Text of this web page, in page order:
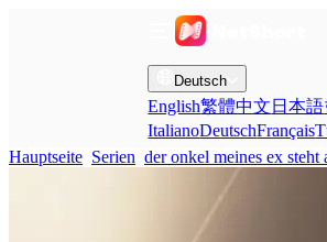
Deutsch
English繁體中文 日本語
ItalianoDeutschFrançais
Hauptseite Serien der onkel meines ex steht